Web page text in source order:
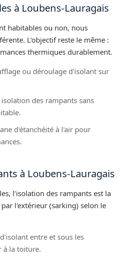
à Loubens-Lauragais
habitables ou non, nous
L'objectif reste le même :
thermiques durablement.
ou déroulage d'isolant sur
isolation des rampants sans
d'étanchéité à l'air pour
à Loubens-Lauragais
l'isolation des rampants est la
l'extérieur (sarking) selon le
entre et sous les
à la toiture.